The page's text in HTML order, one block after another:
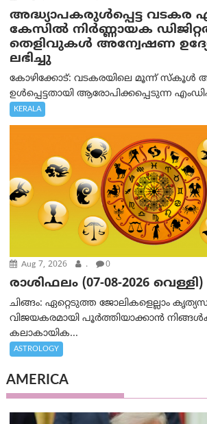
അദ്ധ്യാപകരുള്‍പ്പെട്ട വടകര
കേസില്‍ നിര്‍ണ്ണായക
തെളിവുകള്‍ അന്വേഷണ
ലഭിച്ചു
കോഴിക്കോട്: വടകരയിലെ മൂന്ന് സ്കൂൾ
ഉൾപ്പെട്ടതായി ആരോപിക്കപ്പെടുന്ന
KERALA
Aug 7, 2026 . 0
രാശിഫലം (07-08-2026 വെള്ളി)
ചിങ്ങം: ഏറ്റെടുത്ത ജോലികളെല്ലാം
വിജയകരമായി പൂര്‍ത്തിയാക്കാന്‍
കലാകായിക...
ASTROLOGY
AMERICA